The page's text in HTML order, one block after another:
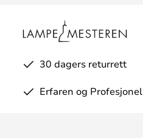
30 dagers returrett
Erfaren og